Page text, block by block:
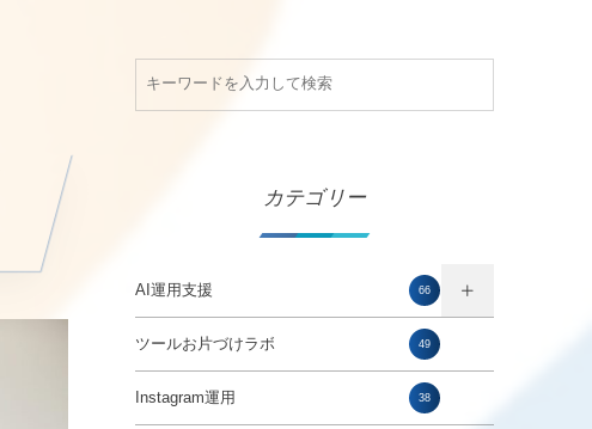
カテゴリー
AI運用支援 66
ツールお片づけラボ 49
Instagram運用 38